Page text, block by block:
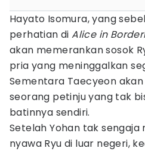
Hayato Isomura, yang
perhatian diAlice in
akan memerankan sosok
pria yang meninggalkan
Sementara Taecyeon akan
seorang petinju yang tak
batinnya sendiri.
Setelah Yohan tak
nyawa Ryu di luar negeri,